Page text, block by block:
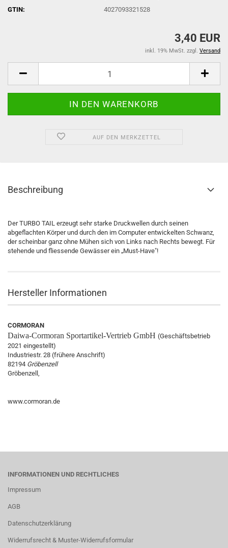
GTIN: 4027093321528
3,40 EUR
inkl. 19% MwSt. zzgl. Versand
AUF DEN MERKZETTEL
Beschreibung
Der TURBO TAIL erzeugt sehr starke Druckwellen durch seinen
abgeflachten Körper und durch den im Computer entwickelten Schwanz,
der scheinbar ganz ohne Mühen sich von Links nach Rechts bewegt. Für
stehende und fliessende Gewässer ein „Must-Have"!
Hersteller Informationen
CORMORAN
Daiwa-Cormoran Sportartikel-Vertrieb GmbH (Geschäftsbetrieb
2021 eingestellt)
Industriestr. 28 (frühere Anschrift)
82194 Gröbenzell
Gröbenzell,
www.cormoran.de
INFORMATIONEN UND RECHTLICHES
Impressum
AGB
Datenschutzerklärung
Widerrufsrecht & Muster-Widerrufsformular